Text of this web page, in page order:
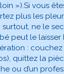
»).Si vous
plus les
surtout, ne le
peut le laisser
:
quittez la
ou d’un